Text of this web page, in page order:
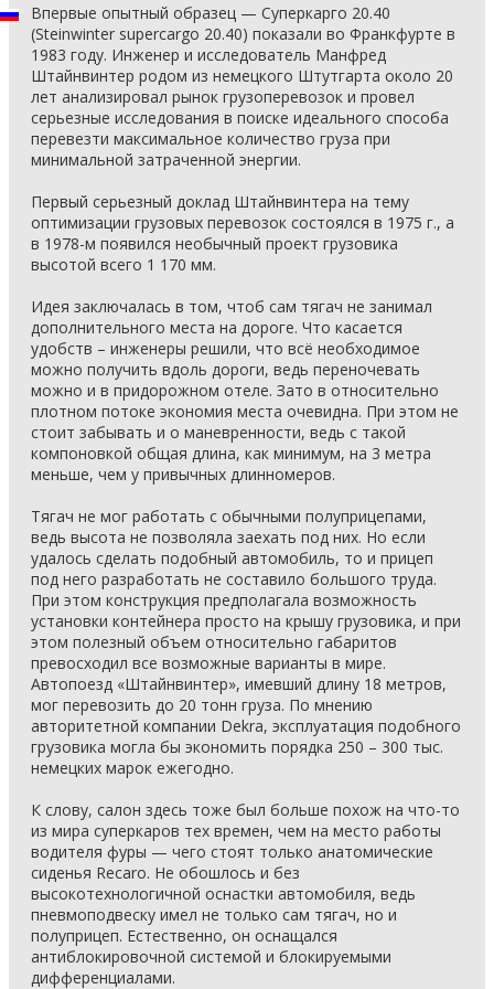
Впервые опытный образец — Суперкарго 20.40
(Steinwinter supercargo 20.40) показали во Франкфурте в
1983 году. Инженер и исследователь Манфред
Штайнвинтер родом из немецкого Штутгарта около 20
лет анализировал рынок грузоперевозок и провел
серьезные исследования в поиске идеального способа
перевезти максимальное количество груза при
минимальной затраченной энергии.
Первый серьезный доклад Штайнвинтера на тему
оптимизации грузовых перевозок состоялся в 1975 г., а
в 1978-м появился необычный проект грузовика
высотой всего 1 170 мм.
Идея заключалась в том, чтоб сам тягач не занимал
дополнительного места на дороге. Что касается
удобств – инженеры решили, что всё необходимое
можно получить вдоль дороги, ведь переночевать
можно и в придорожном отеле. Зато в относительно
плотном потоке экономия места очевидна. При этом не
стоит забывать и о маневренности, ведь с такой
компоновкой общая длина, как минимум, на 3 метра
меньше, чем у привычных длинномеров.
Тягач не мог работать с обычными полуприцепами,
ведь высота не позволяла заехать под них. Но если
удалось сделать подобный автомобиль, то и прицеп
под него разработать не составило большого труда.
При этом конструкция предполагала возможность
установки контейнера просто на крышу грузовика, и при
этом полезный объем относительно габаритов
превосходил все возможные варианты в мире.
Автопоезд «Штайнвинтер», имевший длину 18 метров,
мог перевозить до 20 тонн груза. По мнению
авторитетной компании Dekra, эксплуатация подобного
грузовика могла бы экономить порядка 250 – 300 тыс.
немецких марок ежегодно.
К слову, салон здесь тоже был больше похож на что-то
из мира суперкаров тех времен, чем на место работы
водителя фуры — чего стоят только анатомические
сиденья Recaro. Не обошлось и без
высокотехнологичной оснастки автомобиля, ведь
пневмоподвеску имел не только сам тягач, но и
полуприцеп. Естественно, он оснащался
антиблокировочной системой и блокируемыми
дифференциалами.